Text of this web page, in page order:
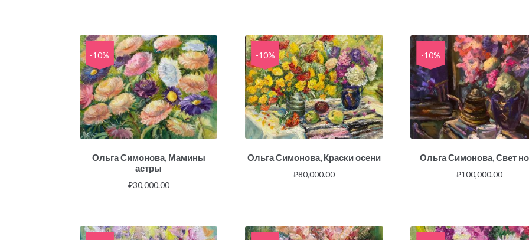
-10%
Ольга Симонова, Мамины
астры
₽30,000.00
-10%
Ольга Симонова, Краски осени
₽80,000.00
-10%
Ольга Симонова, Свет
₽100,000.00